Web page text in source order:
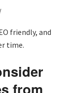
friendly, and
time.
from